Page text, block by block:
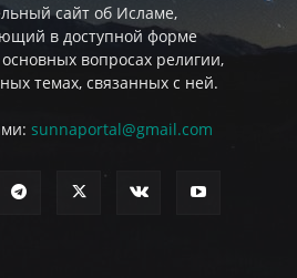
сайт об Исламе,
в доступной форме
вопросах религии,
темах, связанных с ней.
sunnaportal@gmail.com